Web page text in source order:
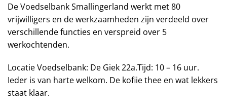
De Voedselbank Smallingerland werkt met 80
vrijwilligers en de werkzaamheden zijn verdeeld over
verschillende functies en verspreid over 5
werkochtenden.
Locatie Voedselbank: De Giek 22a.Tijd: 10 – 16 uur.
Ieder is van harte welkom. De kofiie thee en wat lekkers
staat klaar.